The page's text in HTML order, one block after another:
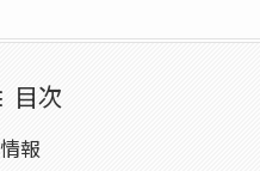
目次
報